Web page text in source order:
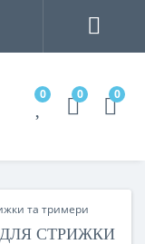
0 0 0
та тримери
СТРИЖКИ